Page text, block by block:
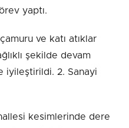
yaptı.
ve katı atıklar
şekilde devam
iyileştirildi. 2. Sanayi
kesimlerinde dere